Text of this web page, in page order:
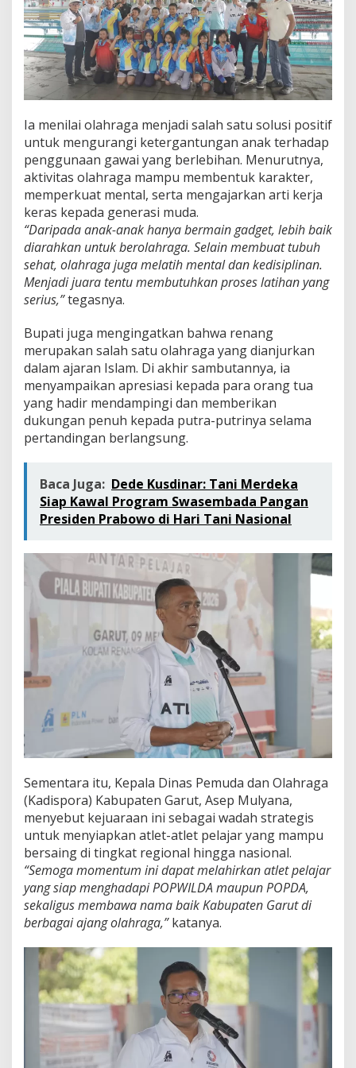
Ia menilai olahraga menjadi salah satu solusi positif
untuk mengurangi ketergantungan anak terhadap
penggunaan gawai yang berlebihan. Menurutnya,
aktivitas olahraga mampu membentuk karakter,
memperkuat mental, serta mengajarkan arti kerja
keras kepada generasi muda.
“Daripada anak-anak hanya bermain gadget, lebih baik
diarahkan untuk berolahraga. Selain membuat tubuh
sehat, olahraga juga melatih mental dan kedisiplinan.
Menjadi juara tentu membutuhkan proses latihan yang
serius,”tegasnya.
Bupati juga mengingatkan bahwa renang
merupakan salah satu olahraga yang dianjurkan
dalam ajaran Islam. Di akhir sambutannya, ia
menyampaikan apresiasi kepada para orang tua
yang hadir mendampingi dan memberikan
dukungan penuh kepada putra-putrinya selama
pertandingan berlangsung.
Baca Juga: Dede Kusdinar: Tani Merdeka
Siap Kawal Program Swasembada Pangan
Presiden Prabowo di Hari Tani Nasional
Sementara itu, Kepala Dinas Pemuda dan Olahraga
(Kadispora) Kabupaten Garut, Asep Mulyana,
menyebut kejuaraan ini sebagai wadah strategis
untuk menyiapkan atlet-atlet pelajar yang mampu
bersaing di tingkat regional hingga nasional.
“Semoga momentum ini dapat melahirkan atlet pelajar
yang siap menghadapi POPWILDA maupun POPDA,
sekaligus membawa nama baik Kabupaten Garut di
berbagai ajang olahraga,”katanya.